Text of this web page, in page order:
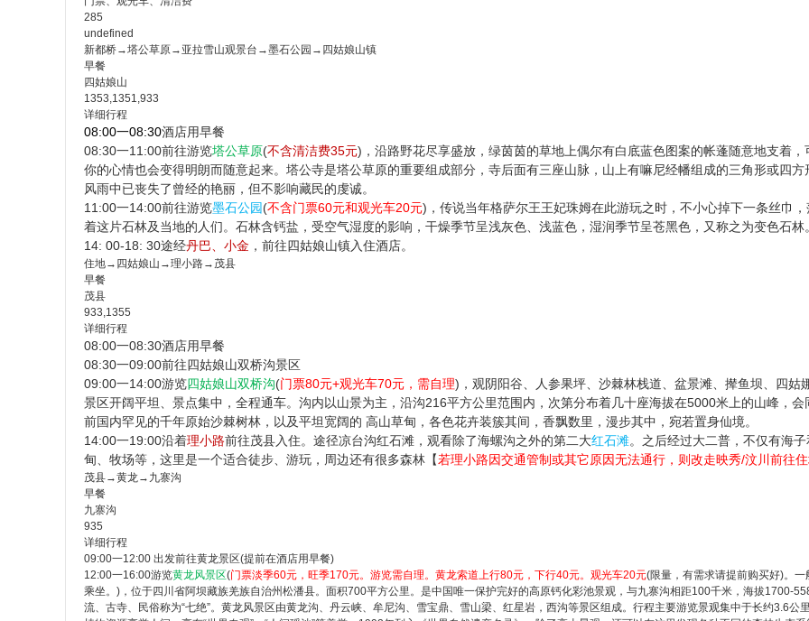
285
undefined
新都桥→塔公草原→亚拉雪山观景台→墨石公园→四姑娘山镇
早餐
四姑娘山
1353,1351,933
详细行程
08:00一08:30酒店用早餐
08:30一11:00前往游览塔公草原(不含清洁费35元)，沿路野花尽享盛放，绿茵茵的草地上偶尔有白底蓝色图案的帐蓬随意地支着
你的心情也会变得明朗而随意起来。塔公寺是塔公草原的重要组成部分，寺后面有三座山脉，山上有嘛尼经幡组成的三角形或四
风雨中已丧失了曾经的艳丽，但不影响藏民的虔诚。
11:00一14:00前往游览墨石公园(不含门票60元和观光车20元)，传说当年格萨尔王王妃珠姆在此游玩之时，不小心掉下一条丝巾
着这片石林及当地的人们。石林含钙盐，受空气湿度的影响，干燥季节呈浅灰色、浅蓝色，湿润季节呈苍黑色，又称之为变色石林
14: 00-18: 30途经丹巴、小金 ，前往四姑娘山镇入住酒店。
住地→四姑娘山→理小路→茂县
早餐
茂县
933,1355
详细行程
08:00一08:30酒店用早餐
08:30一09:00前往四姑娘山双桥沟景区
09:00一14:00游览四姑娘山双桥沟(门票80元+观光车70元，需自理)，观阴阳谷、人参果坪、沙棘林栈道、盆景滩、撵鱼坝、四
景区开阔平坦、景点集中，全程通车。沟内以山景为主，沿沟216平方公里范围内，次第分布着几十座海拔在5000米上的山峰，
前国内罕见的千年原始沙棘树林，以及平坦宽阔的 高山草甸，各色花卉装簇其间，香飘数里，漫步其中，宛若置身仙境。
14:00一19:00沿着理小路前往茂县入住。途径凉台沟红石滩，观看除了海螺沟之外的第二大红石滩。之后经过大二普，不仅有海
甸、牧场等，这里是一个适合徒步、游玩，周边还有很多森林【若理小路因交通管制或其它原因无法通行，则改走映秀/汶川前往
茂县→黄龙→九寨沟
早餐
九寨沟
935
详细行程
09:00一12:00 出发前往黄龙景区(提前在酒店用早餐)
12:00一16:00游览黄龙风景区(门票淡季60元，旺季170元。游览需自理。黄龙索道上行80元，下行40元。观光车20元(限量，有需求请提前购买好)。
乘坐。)，位于四川省阿坝藏族羌族自治州松潘县。面积700平方公里。是中国唯一保护完好的高原钙化彩池景观，与九寨沟相距100千米，海拔1700-
流、古寺、民俗称为“七绝”。黄龙风景区由黄龙沟、丹云峡、牟尼沟、雪宝鼎、雪山梁、红星岩，西沟等景区组成。行程主要游览景观集中于长约3.6